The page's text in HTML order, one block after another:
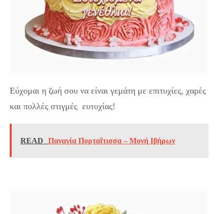
Εύχομαι η ζωή σου να είναι γεμάτη με επιτυχίες, χαρές
και πολλές στιγμές ευτυχίας!
READ Παναγία Πορταΐτισσα – Μονή Ιβήρων